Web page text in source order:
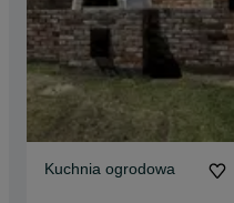
Kuchnia ogrodowa